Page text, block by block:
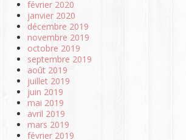
février 2020
janvier 2020
décembre 2019
novembre 2019
octobre 2019
septembre 2019
août 2019
juillet 2019
juin 2019
mai 2019
avril 2019
mars 2019
février 2019